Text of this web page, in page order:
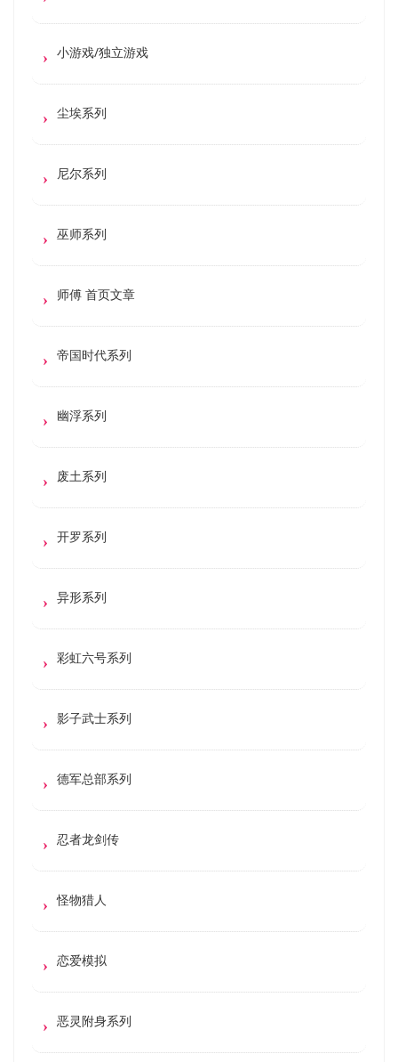
小游戏/独立游戏
尘埃系列
尼尔系列
巫师系列
师傅 首页文章
帝国时代系列
幽浮系列
废土系列
开罗系列
异形系列
彩虹六号系列
影子武士系列
德军总部系列
忍者龙剑传
怪物猎人
恋爱模拟
恶灵附身系列